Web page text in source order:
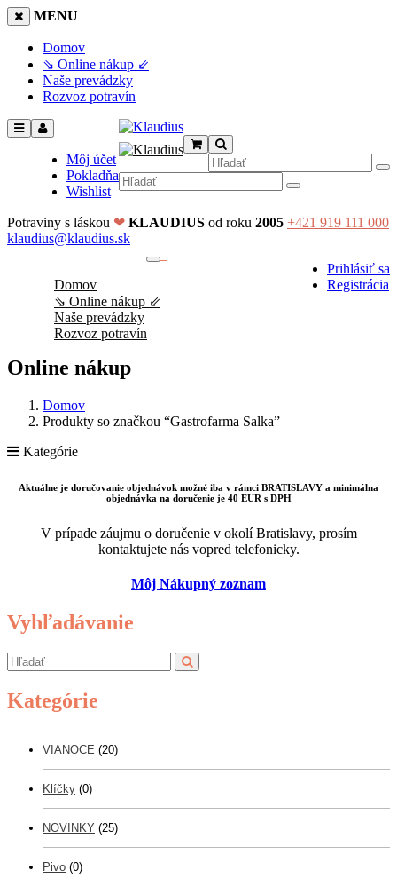
MENU
Domov
⇘ Online nákup ⇙
Naše prevádzky
Rozvoz potravín
Môj účet
Pokladňa
Wishlist
Potraviny s láskou ❤ KLAUDIUS od roku 2005 +421 919 111 000
klaudius@klaudius.sk
Prihlásiť sa
Registrácia
Domov
⇘ Online nákup ⇙
Naše prevádzky
Rozvoz potravín
Online nákup
Domov
Produkty so značkou “Gastrofarma Salka”
Kategórie
Aktuálne je doručovanie objednávok možné iba v rámci BRATISLAVY a minimálna
objednávka na doručenie je 40 EUR s DPH
V prípade záujmu o doručenie v okolí Bratislavy, prosím
kontaktujete nás vopred telefonicky.
Môj Nákupný zoznam
Vyhľadávanie
Kategórie
VIANOCE (20)
Klíčky (0)
NOVINKY (25)
Pivo (0)